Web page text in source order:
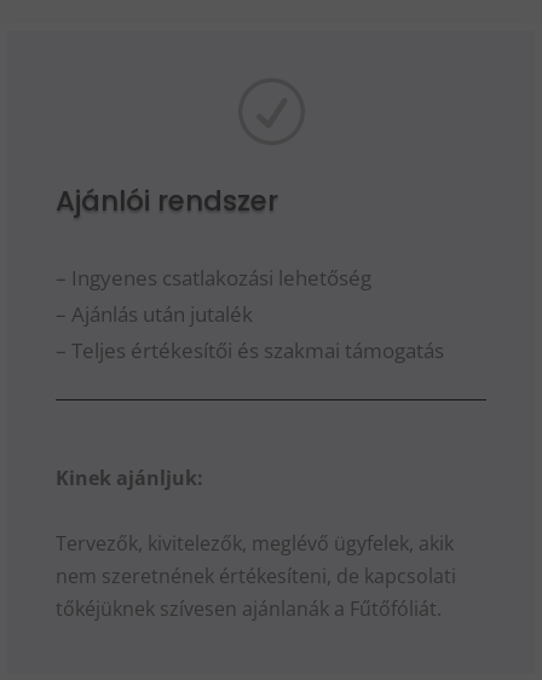
Ajánlói rendszer
– Ingyenes csatlakozási lehetőség
– Ajánlás után jutalék
– Teljes értékesítői és szakmai támogatás
Kinek ajánljuk:
Tervezők, kivitelezők, meglévő ügyfelek, akik
nem szeretnének értékesíteni, de kapcsolati
tőkéjüknek szívesen ajánlanák a Fűtőfóliát.